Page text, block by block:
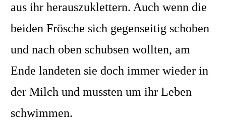
aus ihr herauszuklettern. Auch wenn die
beiden Frösche sich gegenseitig schoben
und nach oben schubsen wollten, am
Ende landeten sie doch immer wieder in
der Milch und mussten um ihr Leben
schwimmen.